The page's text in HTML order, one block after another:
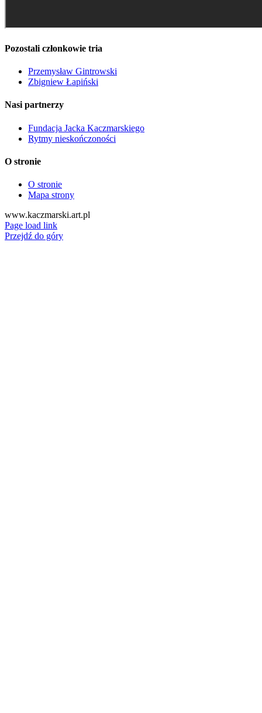
Pozostali członkowie tria
Przemysław Gintrowski
Zbigniew Łapiński
Nasi partnerzy
Fundacja Jacka Kaczmarskiego
Rytmy nieskończoności
O stronie
O stronie
Mapa strony
www.kaczmarski.art.pl
Page load link
Przejdź do góry